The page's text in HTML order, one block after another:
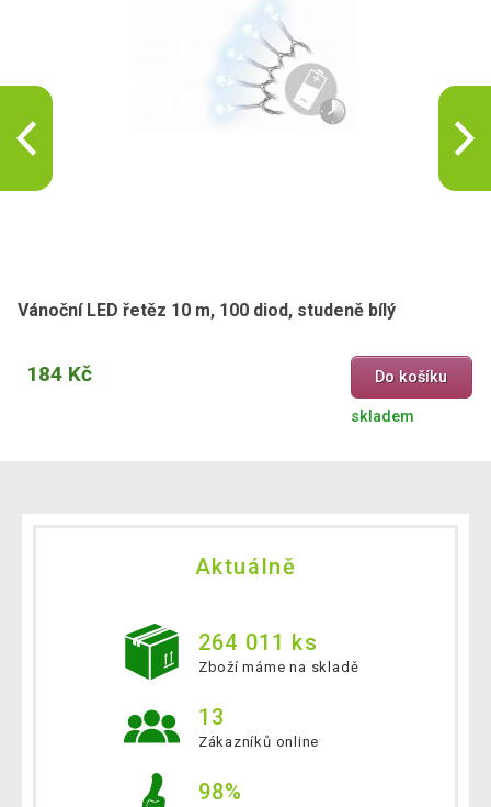
Vánoční LED řetěz 10 m, 100 diod, studeně bílý
184 Kč Do košíku
skladem
Aktuálně
264 011 ks
Zboží máme na skladě
13
Zákazníků online
98%